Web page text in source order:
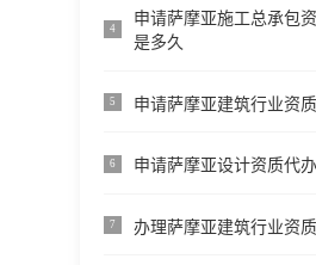
4
申请萨摩亚施工总承包
是多久
5 申请萨摩亚建筑行业资
6 申请萨摩亚设计资质代
7 办理萨摩亚建筑行业资质